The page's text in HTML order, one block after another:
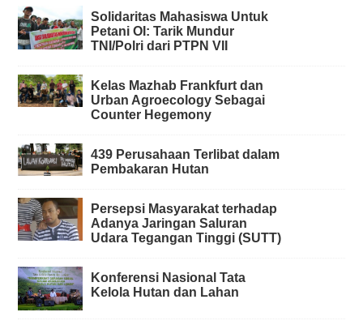
Solidaritas Mahasiswa Untuk
Petani OI: Tarik Mundur
TNI/Polri dari PTPN VII
Kelas Mazhab Frankfurt dan
Urban Agroecology Sebagai
Counter Hegemony
439 Perusahaan Terlibat dalam
Pembakaran Hutan
Persepsi Masyarakat terhadap
Adanya Jaringan Saluran
Udara Tegangan Tinggi (SUTT)
Konferensi Nasional Tata
Kelola Hutan dan Lahan